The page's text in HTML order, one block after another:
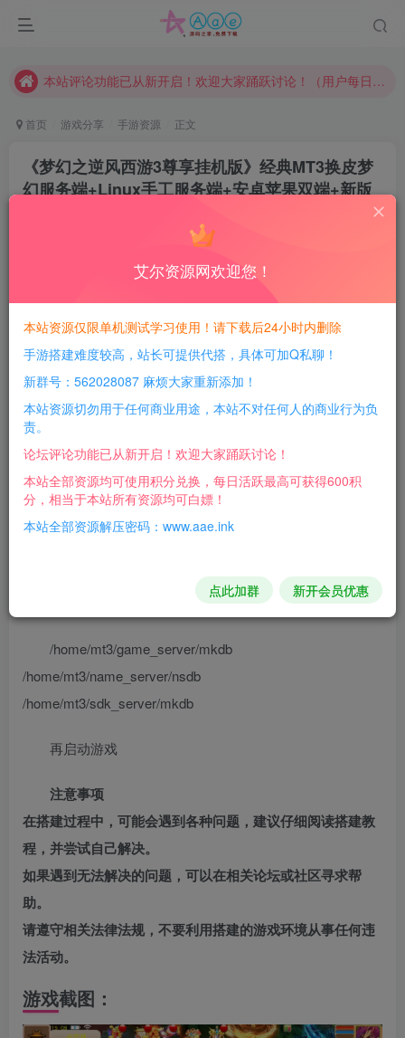
本网站的文章部分内容可能来源于网络，仅供大家学习与参考，如有侵权，请联系站长QQ466107887进行删除处理。
本站资源大多存储在云盘，如发现链接失效，请联系我们我们会第一时间更新。
请勿相信任何评论区广告！以免上当受骗！
本网站的文章部分内容可能来源于网络，仅供大家学习与参考，如有侵权，请联系站长QQ466107887进行删除处理。
首页 游戏分享 手游资源 正文
《梦幻之逆风西游3尊享挂机版》经典MT3换皮梦
幻服务端+Linux手工服务端+安卓苹果双端+新版
每日活跃最高可获得600积分！所有资源可以使用
积分免费兑换！
游戏介绍：
删除以下文件夹里面的所有文件
/home/mt3/game_server/mkdb
/home/mt3/name_server/nsdb
/home/mt3/sdk_server/mkdb
再启动游戏
注意事项
在搭建过程中，可能会遇到各种问题，建议仔细阅读搭建教
程，并尝试自己解决。
如果遇到无法解决的问题，可以在相关论坛或社区寻求帮
助。
请遵守相关法律法规，不要利用搭建的游戏环境从事任何违
法活动。
游戏截图：
艾尔资源网欢迎您！
本站资源仅限单机测试学习使用！请下载后24小时内删除
手游搭建难度较高，站长可提供代搭，具体可加Q私聊！
新群号：562028087 麻烦大家重新添加！
本站资源切勿用于任何商业用途，本站不对任何人的商业行为负
责。
论坛评论功能已从新开启！欢迎大家踊跃讨论！
本站全部资源均可使用积分兑换，每日活跃最高可获得600积
分，相当于本站所有资源均可白嫖！
本站全部资源解压密码：www.aae.ink
点此加群 新开会员优惠